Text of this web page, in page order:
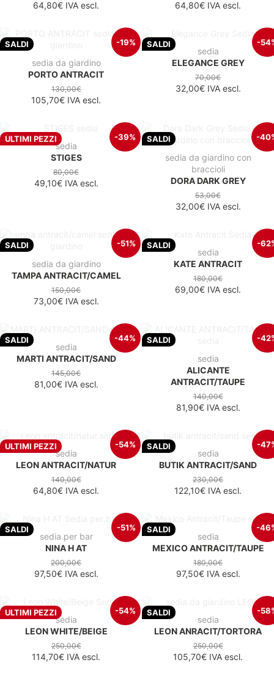
64,80€ IVA escl. 64,80€ IVA escl.
SALDI -19%
sedia da giardino
PORTO ANTRACIT
130,00€
105,70€ IVA escl.
SALDI -
sedia
ELEGANCE GREY
70,00€
32,00€IVA escl.
ULTIMI PEZZI -39%
sedia
STIGES
80,00€
49,10€IVA escl.
SALDI -
sedia da giardino con
braccioli
DORA DARK GREY
53,00€
32,00€IVA escl.
SALDI -51%
sedia da giardino
TAMPA ANTRACIT/CAMEL
150,00€
73,00€IVA escl.
SALDI -
sedia
KATE ANTRACIT
180,00€
69,00€ IVA escl.
SALDI -44%
sedia
MARTI ANTRACIT/SAND
145,00€
81,00€IVA escl.
SALDI -
sedia
ALICANTE
ANTRACIT/TAUPE
140,00€
81,90€IVA escl.
ULTIMI PEZZI -54%
sedia
LEON ANTRACIT/NATUR
140,00€
64,80€ IVA escl.
SALDI -
sedia
BUTIK ANTRACIT/SAND
230,00€
122,10€ IVA escl.
SALDI -51%
sedia per bar
NINA H AT
200,00€
97,50€IVA escl.
SALDI -
sedia
MEXICO ANTRACIT/TAUPE
180,00€
97,50€IVA escl.
ULTIMI PEZZI -54%
sedia
LEON WHITE/BEIGE
250,00€
114,70€ IVA escl.
SALDI -
sedia
LEON ANRACIT/TORTORA
250,00€
105,70€ IVA escl.